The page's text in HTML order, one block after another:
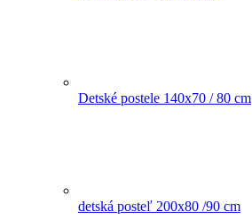
Detské postele 140x70 / 80 cm
detská posteľ 200x80 /90 cm